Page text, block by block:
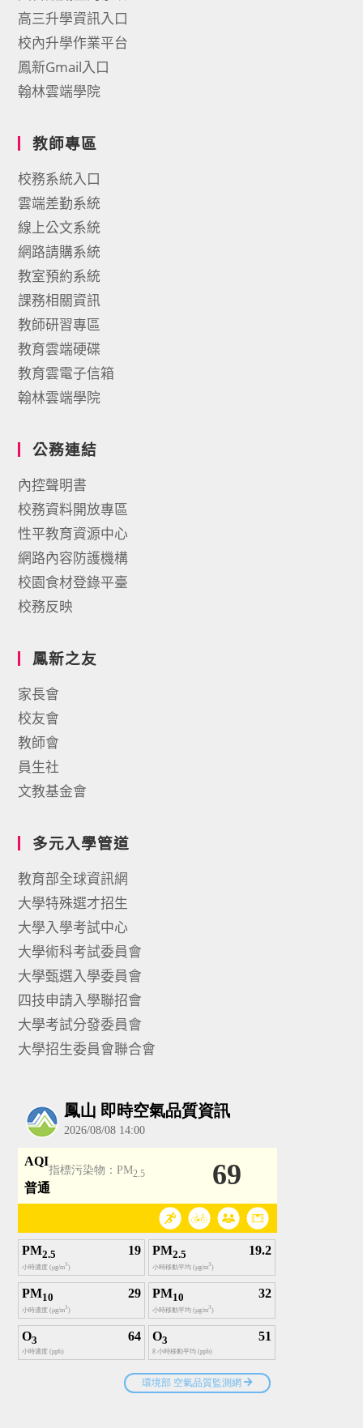
高三升學資訊入口
校內升學作業平台
鳳新Gmail入口
翰林雲端學院
教師專區
校務系統入口
雲端差勤系統
線上公文系統
網路請購系統
教室預約系統
課務相關資訊
教師研習專區
教育雲端硬碟
教育雲電子信箱
翰林雲端學院
公務連結
內控聲明書
校務資料開放專區
性平教育資源中心
網路內容防護機構
校園食材登錄平臺
校務反映
鳳新之友
家長會
校友會
教師會
員生社
文教基金會
多元入學管道
教育部全球資訊網
大學特殊選才招生
大學入學考試中心
大學術科考試委員會
大學甄選入學委員會
四技申請入學聯招會
大學考試分發委員會
大學招生委員會聯合會